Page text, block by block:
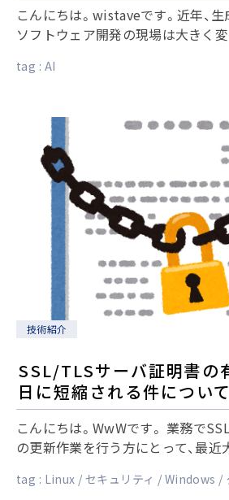
こんにちは。wistaveです。近年、
ソフトウェア開発の現場は大きく
tag : AI
技術紹介
SSL/TLSサーバ証明書の
日に短縮される件について
こんにちは。WwWです。 業務で
の更新作業を行う方にとって、最近
tag : Linux セキュリティ Windows